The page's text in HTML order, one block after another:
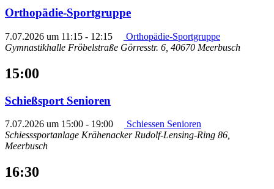
Orthopädie-Sportgruppe
7.07.2026 um 11:15 - 12:15
Orthopädie-Sportgruppe
Gymnastikhalle Fröbelstraße Görresstr. 6, 40670 Meerbusch
15:00
Schießsport Senioren
7.07.2026 um 15:00 - 19:00
Schiessen Senioren
Schiesssportanlage Krähenacker Rudolf-Lensing-Ring 86,
Meerbusch
16:30